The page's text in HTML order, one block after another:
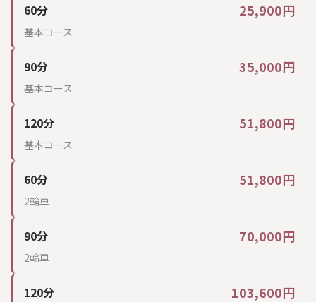
60分 25,900円
基本コース
90分 35,000円
基本コース
120分 51,800円
基本コース
60分 51,800円
2輪車
90分 70,000円
2輪車
120分 103,600円